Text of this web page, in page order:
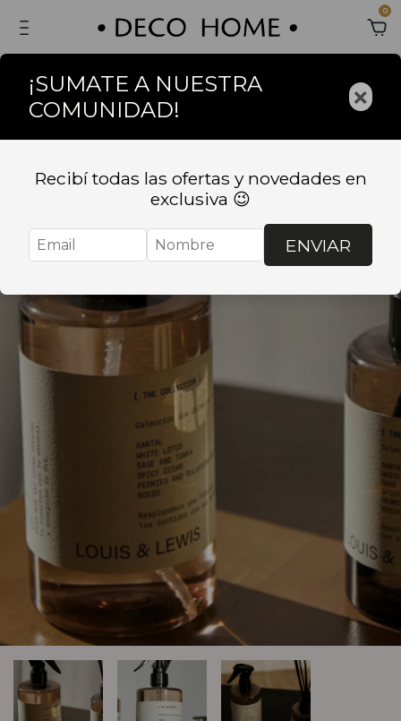
0
¡SUMATE A NUESTRA
COMUNIDAD!
×
Recibí todas las ofertas y novedades en
exclusiva 😉
ENVIAR